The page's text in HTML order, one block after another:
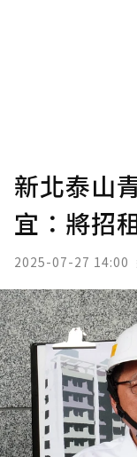
新北泰山
宜：將招
2025-07-27 14:00